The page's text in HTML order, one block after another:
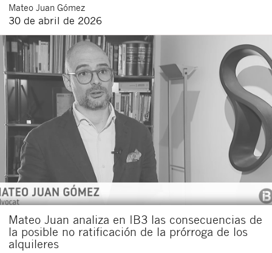
Mateo Juan Gómez
30 de abril de 2026
Mateo Juan analiza en IB3 las consecuencias de
la posible no ratificación de la prórroga de los
alquileres